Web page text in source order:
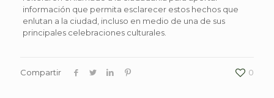
información que permita esclarecer estos hechos que
enlutan a la ciudad, incluso en medio de una de sus
principales celebraciones culturales.
Compartir 0